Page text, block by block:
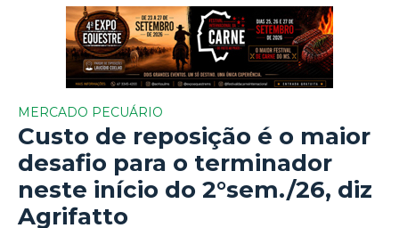
MERCADO PECUÁRIO
Custo de reposição é o maior
desafio para o terminador
neste início do 2°sem./26, diz
Agrifatto